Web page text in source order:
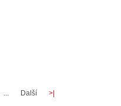
... Další >|